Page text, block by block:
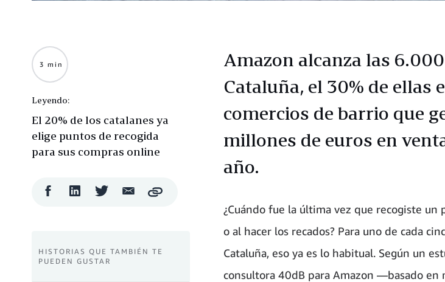
Amazon alcanza las
Cataluña, el 30% de ellas
comercios de barrio que
millones de euros en
año.
¿Cuándo fue la última vez que recogiste
o al hacer los recados? Para uno de cada
Cataluña, eso ya es lo habitual. Según un
consultora 40dB para Amazon —basado
3 min
Leyendo:
El 20% de los catalanes ya
elige puntos de recogida
para sus compras online
CompartirCompartirCompartirCompartir
Copy
HISTORIAS QUE TAMBIÉN TE
PUEDEN GUSTAR